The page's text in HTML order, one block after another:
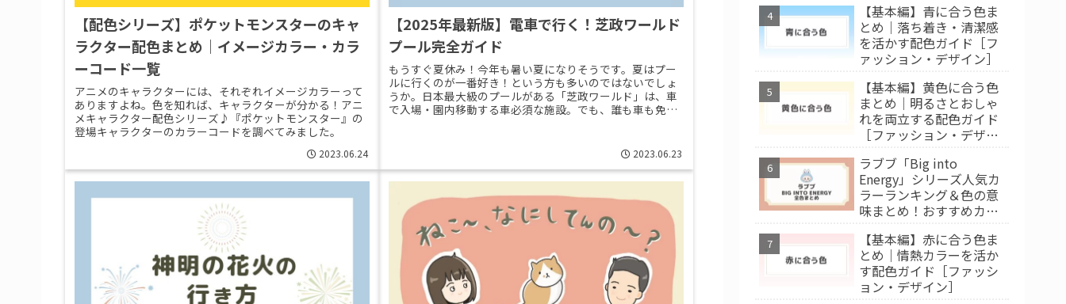
【配色シリーズ】ポケットモンスターのキャ
ラクター配色まとめ｜イメージカラー・カラ
ーコード一覧
アニメのキャラクターには、それぞれイメージカラーって
ありますよね。色を知れば、キャラクターが分かる！アニ
メキャラクター配色シリーズ♪『ポケットモンスター』の
登場キャラクターのカラーコードを調べてみました。
2023.06.24
【2025年最新版】電車で行く！芝政ワールド
プール完全ガイド
もうすぐ夏休み！今年も暑い夏になりそうです。夏はプー
ルに行くのが一番好き！という方も多いのではないでしょ
うか。日本最大級のプールがある「芝政ワールド」は、車
で入場・園内移動する車必須な施設。でも、誰も車も免許
2023.06.23
【基本編】青に合う色ま
とめ｜落ち着き・清潔感
を活かす配色ガイド［フ
ァッション・デザイン］
【基本編】黄色に合う色
まとめ｜明るさとおしゃ
れを両立する配色ガイド
［ファッション・デザイ
ラブブ「Big into
Energy」シリーズ人気カ
ラーランキング＆色の意
味まとめ！おすすめカラ
【基本編】赤に合う色ま
とめ｜情熱カラーを活か
す配色ガイド［ファッシ
ョン・デザイン］